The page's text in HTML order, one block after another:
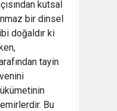
kutsal
bir dinsel
doğaldır ki
tayin
Bu